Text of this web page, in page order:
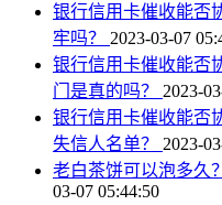
银行信用卡催收能否
牢吗？ 2023-03-07
银行信用卡催收能否
门是真的吗？ 2023-
银行信用卡催收能否
失信人名单？ 2023-
老白茶饼可以泡多久
03-07 05:44:50